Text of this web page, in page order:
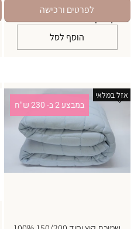
יינתן בדף התשלום
לפרטים ורכישה
הוסף לסל
במבצע 2 ב- 230 ש"ח
אזל במלאי